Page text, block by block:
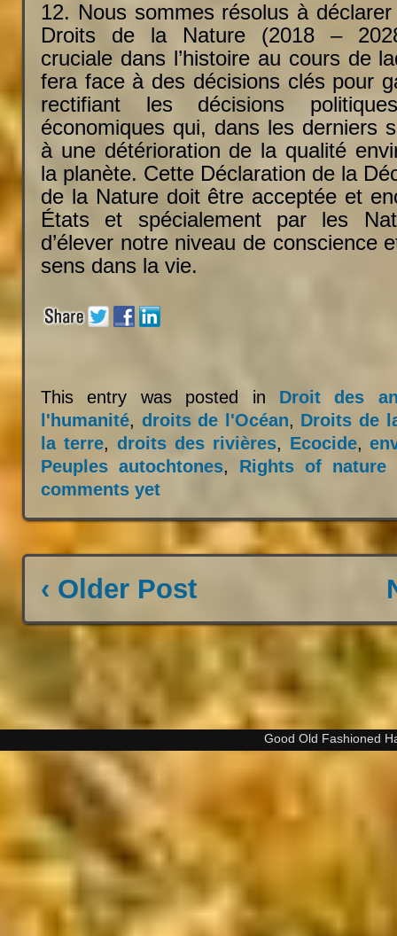
12. Nous sommes résolus à
Droits de la Nature (2018 –
cruciale dans l’histoire au cours de
fera face à des décisions clés pour
rectifiant les décisions
économiques qui, dans les derniers
à une détérioration de la qualité
la planète. Cette Déclaration de la
de la Nature doit être acceptée et
États et spécialement par les
d’élever notre niveau de conscience
sens dans la vie.
This entry was posted in Droit des
l'humanité, droits de l'Océan, Droits de
la terre, droits des rivières, Ecocide,
Peuples autochtones, Rights of nature
comments yet
‹ Older Post
Good Old Fashioned